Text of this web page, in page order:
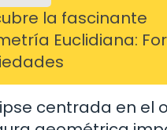
la fascinante
Euclidiana:
centrada en el